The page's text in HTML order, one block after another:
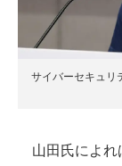
サイバーセキュリ
山田氏によれ